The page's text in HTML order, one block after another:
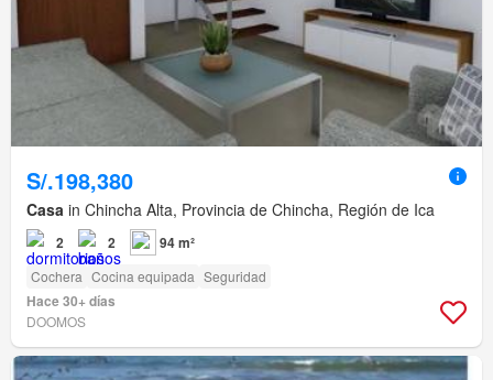
S/.198,380
Casa in Chincha Alta, Provincia de Chincha, Región de Ica
2 2 94 m²
Cochera Cocina equipada Seguridad
Hace 30+ días
DOOMOS